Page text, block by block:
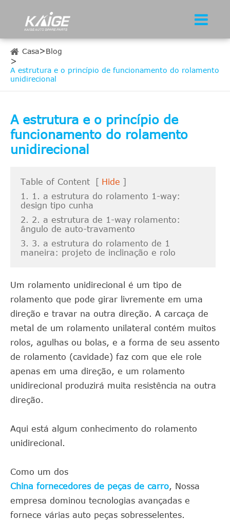
Casa Blog
A estrutura e o princípio de funcionamento do rolamento
unidirecional
A estrutura e o princípio de
funcionamento do rolamento
unidirecional
Table of Content [ Hide ]
1. 1. a estrutura do rolamento 1-way:
design tipo cunha
2. 2. a estrutura de 1-way rolamento:
ângulo de auto-travamento
3. 3. a estrutura do rolamento de 1
maneira: projeto de inclinação e rolo
Um rolamento unidirecional é um tipo de
rolamento que pode girar livremente em uma
direção e travar na outra direção. A carcaça de
metal de um rolamento unilateral contém muitos
rolos, agulhas ou bolas, e a forma de seu assento
de rolamento (cavidade) faz com que ele role
apenas em uma direção, e um rolamento
unidirecional produzirá muita resistência na outra
direção.
Aqui está algum conhecimento do rolamento
unidirecional.
Como um dos
China fornecedores de peças de carro, Nossa
empresa dominou tecnologias avançadas e
fornece várias auto peças sobresselentes.